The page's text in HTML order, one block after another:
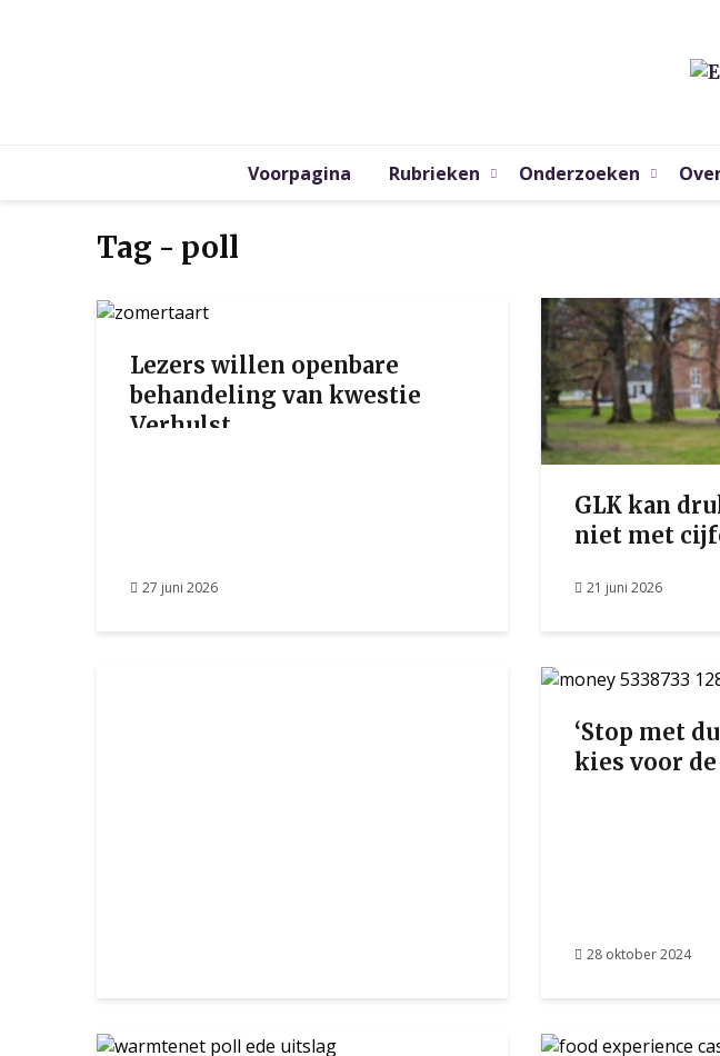
Voorpagina Rubrieken Onderzoeken
Tag - poll
Lezers willen openbare
behandeling van kwestie
Verhulst
27 juni 2026
GLK kan
niet met
21 juni 2026
‘Stop met
kies voor de
28 oktober 2024